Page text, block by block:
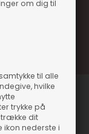
om dig til
til alle
hvilke
trykke på
trække dit
ikon nederste i